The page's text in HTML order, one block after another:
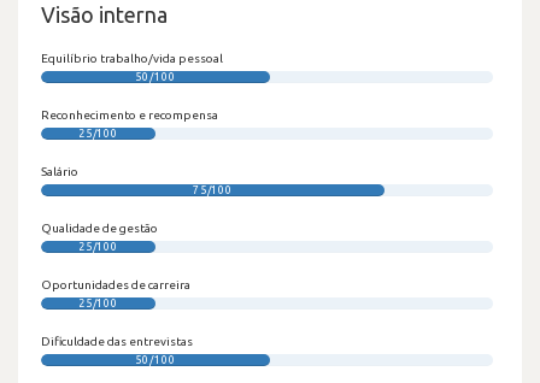
Visão interna
Equilíbrio trabalho/vida pessoal
50/100
Reconhecimento e recompensa
25/100
Salário
75/100
Qualidade de gestão
25/100
Oportunidades de carreira
25/100
Dificuldade das entrevistas
50/100